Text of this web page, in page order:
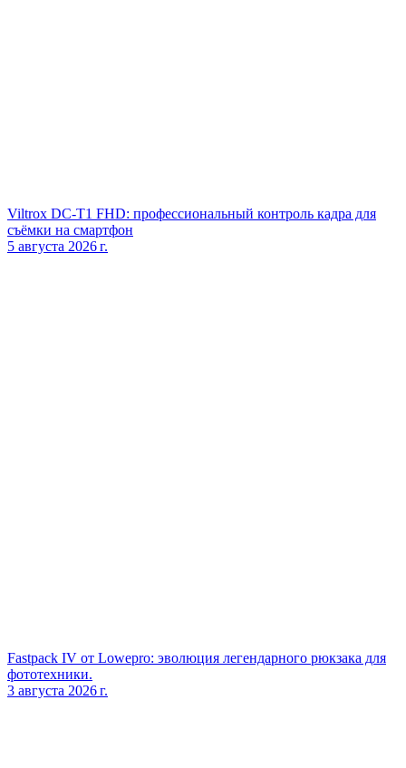
Viltrox DC‑T1 FHD: профессиональный контроль кадра для
съёмки на смартфон
5 августа 2026 г.
Fastpack IV от Lowepro: эволюция легендарного рюкзака для
фототехники.
3 августа 2026 г.